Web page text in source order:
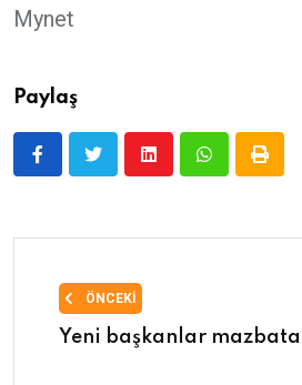
Mynet
Paylaş
ÖNCEKI
Yeni başkanlar